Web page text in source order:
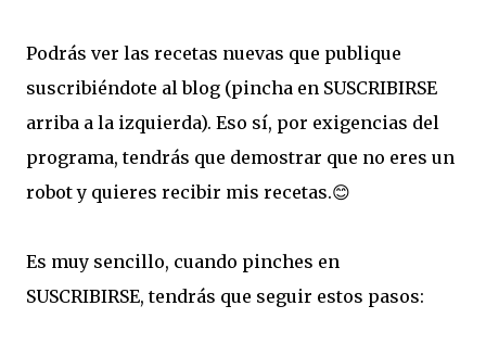
Podrás ver las recetas nuevas que publique
suscribiéndote al blog (pincha en SUSCRIBIRSE
arriba a la izquierda). Eso sí, por exigencias del
programa, tendrás que demostrar que no eres un
robot y quieres recibir mis recetas.😊
Es muy sencillo, cuando pinches en
SUSCRIBIRSE, tendrás que seguir estos pasos: